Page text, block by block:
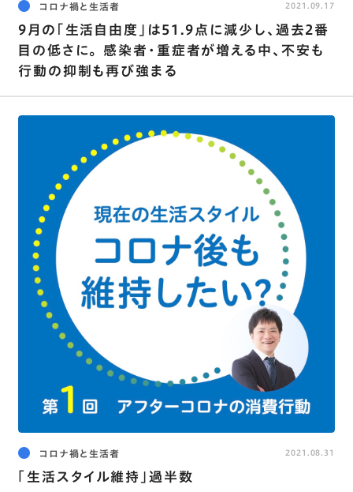
コロナ禍と生活者
9月の｢生活自由度｣は51.9点に減少し､過去2番
目の低さに｡ 感染者･重症者が増える中､不安も
行動の抑制も再び強まる
2021.09.17
コロナ禍と生活者
「生活スタイル維持」過半数
2021.08.31